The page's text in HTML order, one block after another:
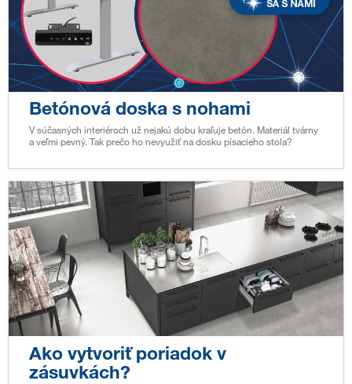
Betónová doska s nohami
V súčasných interiéroch už nejakú dobu kraľuje betón. Materiál tvárny
a veľmi pevný. Tak prečo ho nevyužiť na dosku písacieho stola?
Ako vytvoriť poriadok v
zásuvkách?